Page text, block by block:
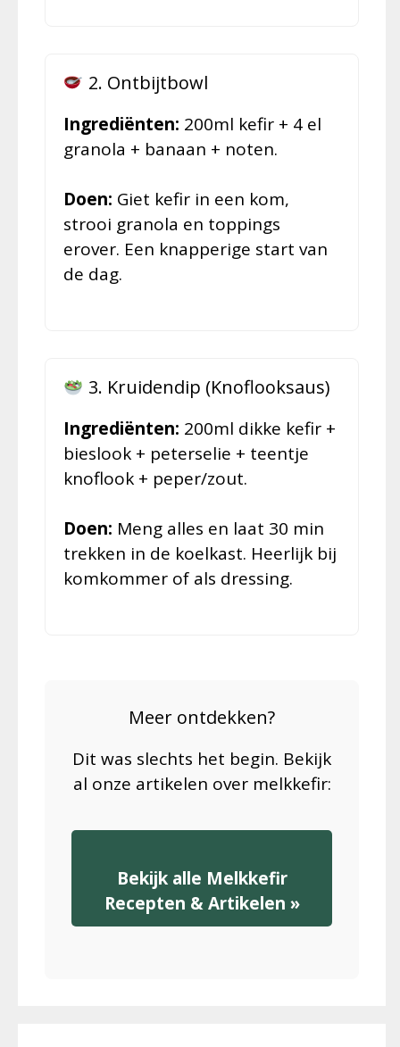
2. Ontbijtbowl
Ingrediënten: 200ml kefir + 4 el
granola + banaan + noten.
Doen: Giet kefir in een kom,
strooi granola en toppings
erover. Een knapperige start van
de dag.
3. Kruidendip (Knoflooksaus)
Ingrediënten: 200ml dikke kefir +
bieslook + peterselie + teentje
knoflook + peper/zout.
Doen: Meng alles en laat 30 min
trekken in de koelkast. Heerlijk bij
komkommer of als dressing.
Meer ontdekken?
Dit was slechts het begin. Bekijk
al onze artikelen over melkkefir:
Bekijk alle Melkkefir
Recepten & Artikelen »